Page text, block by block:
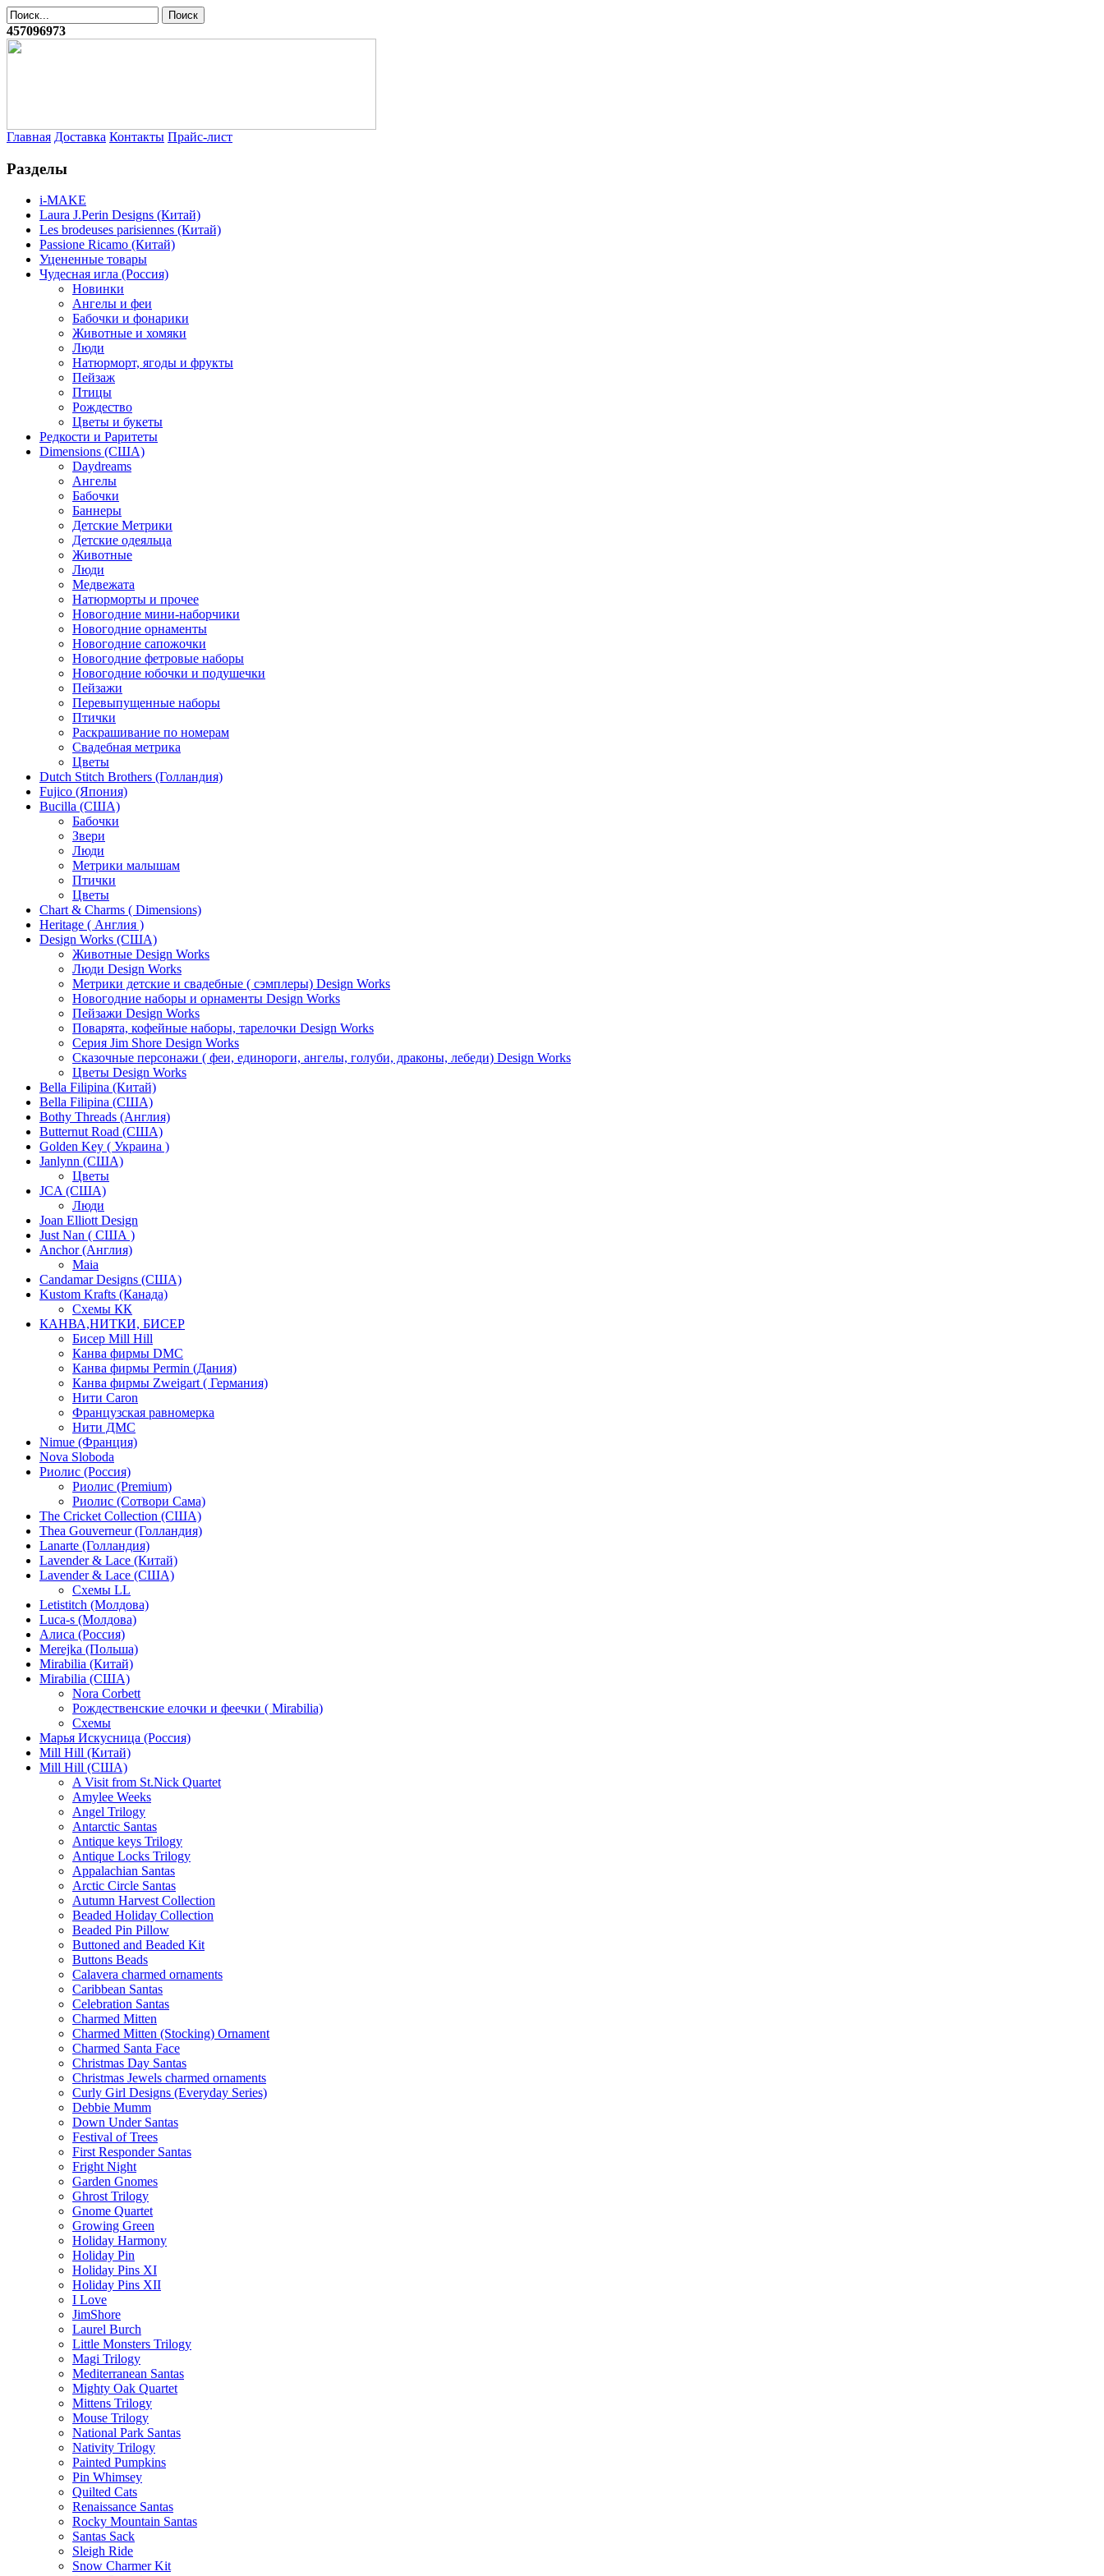
457096973
Главная Доставка Контакты Прайс-лист
Разделы
i-MAKE
Laura J.Perin Designs (Китай)
Les brodeuses parisiennes (Китай)
Passione Ricamo (Китай)
Уцененные товары
Чудесная игла (Россия)
Новинки
Ангелы и феи
Бабочки и фонарики
Животные и хомяки
Люди
Натюрморт, ягоды и фрукты
Пейзаж
Птицы
Рождество
Цветы и букеты
Редкости и Раритеты
Dimensions (США)
Daydreams
Ангелы
Бабочки
Баннеры
Детские Метрики
Детские одеяльца
Животные
Люди
Медвежата
Натюрморты и прочее
Новогодние мини-наборчики
Новогодние орнаменты
Новогодние сапожочки
Новогодние фетровые наборы
Новогодние юбочки и подушечки
Пейзажи
Перевыпущенные наборы
Птички
Раскрашивание по номерам
Свадебная метрика
Цветы
Dutch Stitch Brothers (Голландия)
Fujico (Япония)
Bucilla (США)
Бабочки
Звери
Люди
Метрики малышам
Птички
Цветы
Chart & Charms ( Dimensions)
Heritage ( Англия )
Design Works (США)
Животные Design Works
Люди Design Works
Метрики детские и свадебные ( сэмплеры) Design Works
Новогодние наборы и орнаменты Design Works
Пейзажи Design Works
Поварята, кофейные наборы, тарелочки Design Works
Серия Jim Shore Design Works
Сказочные персонажи ( феи, единороги, ангелы, голуби, драконы, лебеди) Design Works
Цветы Design Works
Bella Filipina (Китай)
Bella Filipina (США)
Bothy Threads (Англия)
Butternut Road (США)
Golden Key ( Украина )
Janlynn (США)
Цветы
JCA (США)
Люди
Joan Elliott Design
Just Nan ( США )
Anchor (Англия)
Maia
Candamar Designs (США)
Kustom Krafts (Канада)
Схемы КК
КАНВА,НИТКИ, БИСЕР
Бисер Mill Hill
Канва фирмы DMC
Канва фирмы Permin (Дания)
Канва фирмы Zweigart ( Германия)
Нити Caron
Французская равномерка
Нити ДМС
Nimue (Франция)
Nova Sloboda
Риолис (Россия)
Риолис (Premium)
Риолис (Сотвори Сама)
The Cricket Collection (США)
Thea Gouverneur (Голландия)
Lanarte (Голландия)
Lavender & Lace (Китай)
Lavender & Lace (США)
Схемы LL
Letistitch (Молдова)
Luca-s (Молдова)
Алиса (Россия)
Merejka (Польша)
Mirabilia (Китай)
Mirabilia (США)
Nora Corbett
Рождественские елочки и феечки ( Mirabilia)
Схемы
Марья Искусница (Россия)
Mill Hill (Китай)
Mill Hill (США)
A Visit from St.Nick Quartet
Amylee Weeks
Angel Trilogy
Antarctic Santas
Antique keys Trilogy
Antique Locks Trilogy
Appalachian Santas
Arctic Circle Santas
Autumn Harvest Collection
Beaded Holiday Collection
Beaded Pin Pillow
Buttoned and Beaded Kit
Buttons Beads
Calavera charmed ornaments
Caribbean Santas
Celebration Santas
Charmed Mitten
Charmed Mitten (Stocking) Ornament
Charmed Santa Face
Christmas Day Santas
Christmas Jewels charmed ornaments
Curly Girl Designs (Everyday Series)
Debbie Mumm
Down Under Santas
Festival of Trees
First Responder Santas
Fright Night
Garden Gnomes
Ghrost Trilogy
Gnome Quartet
Growing Green
Holiday Harmony
Holiday Pin
Holiday Pins XI
Holiday Pins XII
I Love
JimShore
Laurel Burch
Little Monsters Trilogy
Magi Trilogy
Mediterranean Santas
Mighty Oak Quartet
Mittens Trilogy
Mouse Trilogy
National Park Santas
Nativity Trilogy
Painted Pumpkins
Pin Whimsey
Quilted Cats
Renaissance Santas
Rocky Mountain Santas
Santas Sack
Sleigh Ride
Snow Charmer Kit